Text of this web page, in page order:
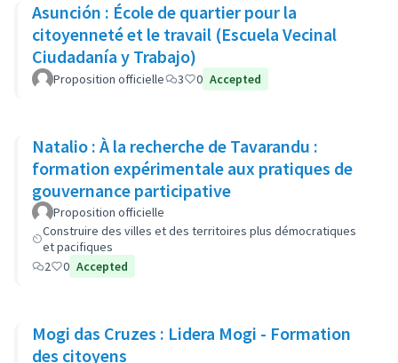
Asunción : École de quartier pour la
citoyenneté et le travail (Escuela Vecinal
Ciudadanía y Trabajo)
Proposition officielle 3 0 Accepted
Natalio : À la recherche de Tavarandu :
formation expérimentale aux pratiques de
gouvernance participative
Proposition officielle
Construire des villes et des territoires plus démocratiques
et pacifiques
2
0 Accepted
Mogi das Cruzes : Lidera Mogi - Formation
des citoyens